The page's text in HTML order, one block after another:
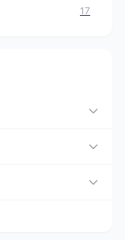
17